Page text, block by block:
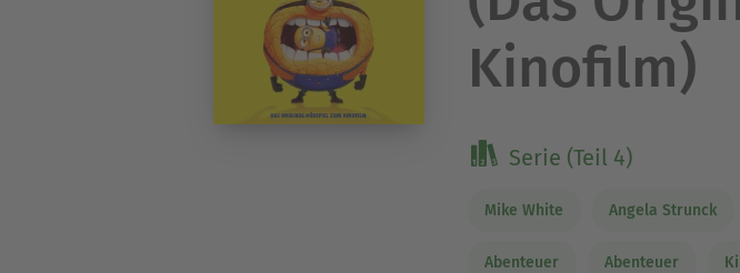
Kinofilm)
Serie (Teil 4)
Mike White Angela Strunck
Abenteuer Abenteuer